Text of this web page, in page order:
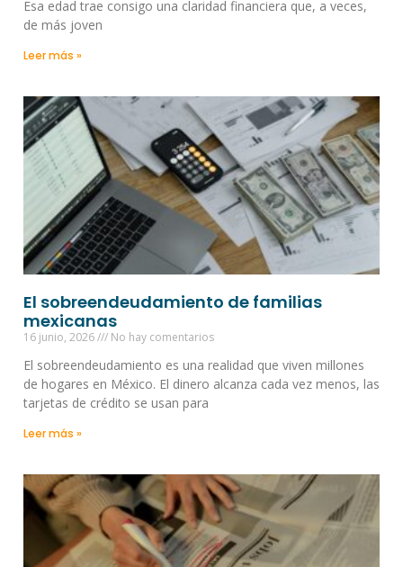
Esa edad trae consigo una claridad financiera que, a veces,
de más joven
Leer más »
El sobreendeudamiento de familias
mexicanas
16 junio, 2026 No hay comentarios
El sobreendeudamiento es una realidad que viven millones
de hogares en México. El dinero alcanza cada vez menos, las
tarjetas de crédito se usan para
Leer más »